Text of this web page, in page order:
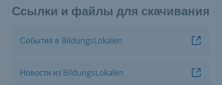
Ссылки и файлы для скачивания
События в BildungsLokalen
Новости из BildungsLokalen